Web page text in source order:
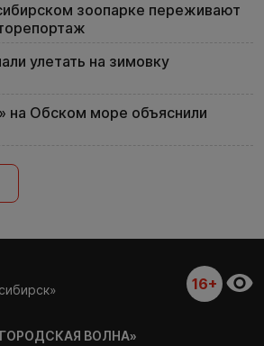
зоопарке переживают
улетать на зимовку
на Обском море объяснили
16+
ВОЛНА»